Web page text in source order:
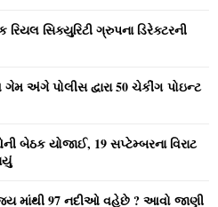
C
સિક્યુરિટી ગ્રુપના ડિરેક્ટરની
અંગે પોલીસ દ્વારા 50 ચેકીંગ પોઇન્‍ટ
બેઠક યોજાઈ, 19 સપ્ટેમ્બરના વિરાટ
માંથી 97 નદીઓ વહેછે ? આવો જાણી